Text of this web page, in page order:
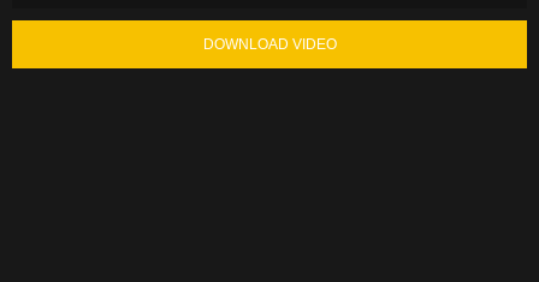
DOWNLOAD VIDEO